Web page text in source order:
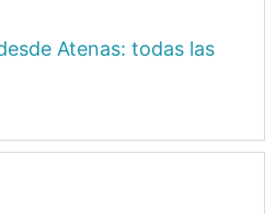
Atenas: todas las